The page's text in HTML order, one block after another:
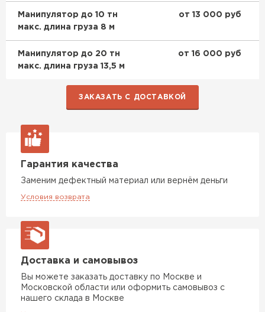
Манипулятор до 10 тн
макс. длина груза 8 м
от 13 000 руб
Манипулятор до 20 тн
макс. длина груза 13,5 м
от 16 000 руб
ЗАКАЗАТЬ С ДОСТАВКОЙ
Гарантия качества
Заменим дефектный материал или вернём деньги
Условия возврата
Доставка и самовывоз
Вы можете заказать доставку по Москве и
Московской области или оформить самовывоз с
нашего склада в Москве